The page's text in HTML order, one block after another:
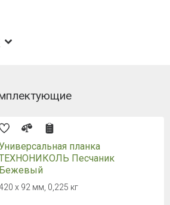
планка
Песчаник
Бежевый
х 92 мм, 0,225 кг